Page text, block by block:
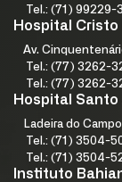
Tel.: (71) 99229-
Hospital
Av.
Tel.: (77) 3262-
Tel.: (77) 3262-
Hospital Santo
Ladeira do
Tel.: (71) 3504-
Tel.: (71) 3504-
Instituto